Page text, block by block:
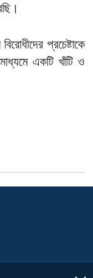
প্রচেষ্টাকে
একটি খাঁটি ও